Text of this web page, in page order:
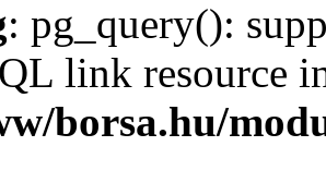
: pg_query():
link resource
borsa.hu/